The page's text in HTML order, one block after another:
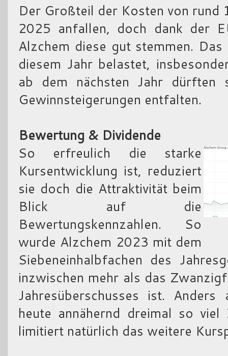
Der Großteil der Kosten von
2025 anfallen, doch dank der
Alzchem diese gut stemmen.
diesem Jahr belastet,
ab dem nächsten Jahr
Gewinnsteigerungen entfalten.
Bewertung & Dividende
So erfreulich die starke
Kursentwicklung ist, reduziert
sie doch die Attraktivität beim
Blick auf die
Bewertungskennzahlen. So
wurde Alzchem 2023 mit dem
Siebeneinhalbfachen des
inzwischen mehr als das
Jahresüberschusses ist.
heute annähernd dreimal so
limitiert natürlich das weitere